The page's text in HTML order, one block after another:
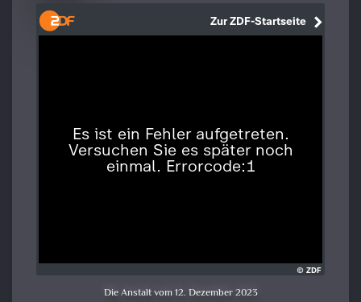
Die Anstalt vom 12. Dezember 2023